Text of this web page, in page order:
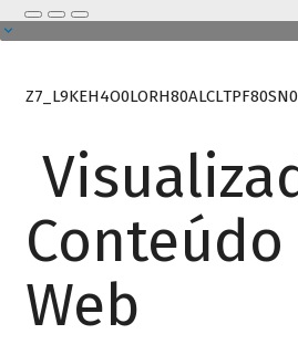
Z7_L9KEH4O0LORH80ALCLTPF80SN0
Web